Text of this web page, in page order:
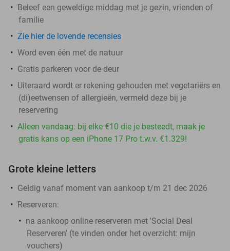
Beleef een geweldige middag met je gezin, vrienden of
familie
Zie hier de lovende recensies
Word even één met de natuur
Gratis parkeren voor de deur
Uiteraard wordt er rekening gehouden met vegetariërs en
(di)eetwensen of allergieën, vermeld deze bij je
reservering
Alleen vandaag: bij elke €10 die je besteedt, maak je
gratis kans op een iPhone 17 Pro t.w.v. €1.329!
Grote kleine letters
Geldig vanaf moment van aankoop t/m 21 dec 2026
Reserveren:
na aankoop online reserveren met 'Social Deal
Reserveren' (te vinden onder het overzicht: mijn
vouchers)